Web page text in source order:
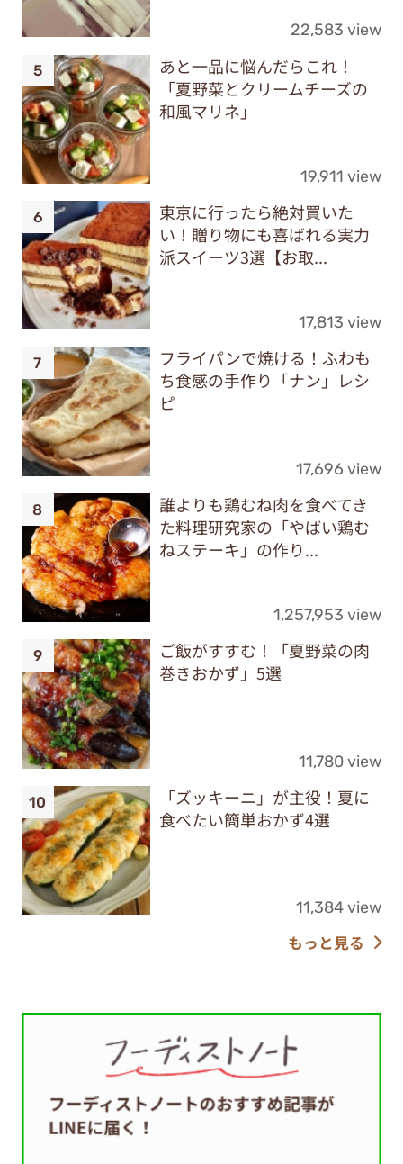
22,583 view
あと一品に悩んだらこれ！
「夏野菜とクリームチーズの
和風マリネ」
19,911 view
東京に行ったら絶対買いた
い！贈り物にも喜ばれる実力
派スイーツ3選【お取...
17,813 view
フライパンで焼ける！ふわも
ち食感の手作り「ナン」レシ
ピ
17,696 view
誰よりも鶏むね肉を食べてき
た料理研究家の「やばい鶏む
ねステーキ」の作り...
1,257,953 view
ご飯がすすむ！「夏野菜の肉
巻きおかず」5選
11,780 view
「ズッキーニ」が主役！夏に
食べたい簡単おかず4選
11,384 view
もっと見る